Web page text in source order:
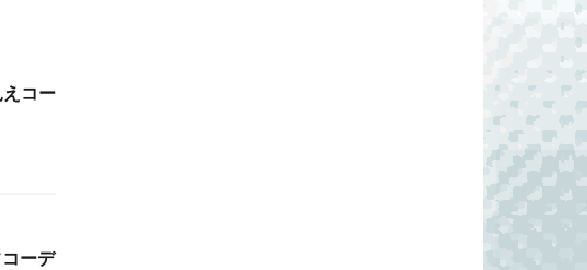
コー
ーデ